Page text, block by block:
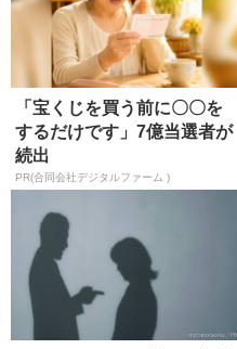
「宝くじを買う前に〇〇を
するだけです」7億当選者が
続出
PR(合同会社デジタルファーム )